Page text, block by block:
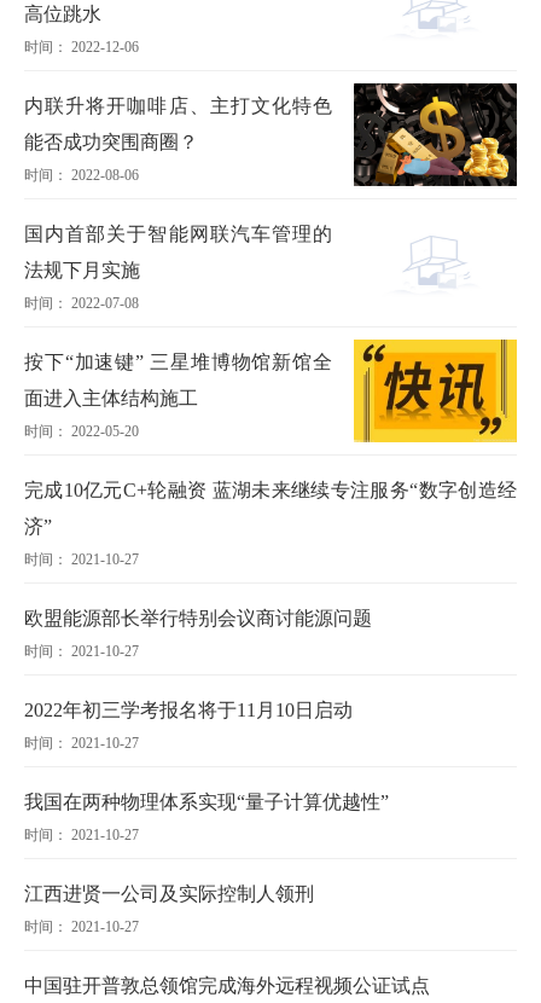
高位跳水
时间： 2022-12-06
内联升将开咖啡店、主打文化特色
能否成功突围商圈？
时间： 2022-08-06
国内首部关于智能网联汽车管理的
法规下月实施
时间： 2022-07-08
按下“加速键” 三星堆博物馆新馆全
面进入主体结构施工
时间： 2022-05-20
完成10亿元C+轮融资 蓝湖未来继续专注服务“数字创造经
济”
时间： 2021-10-27
欧盟能源部长举行特别会议商讨能源问题
时间： 2021-10-27
2022年初三学考报名将于11月10日启动
时间： 2021-10-27
我国在两种物理体系实现“量子计算优越性”
时间： 2021-10-27
江西进贤一公司及实际控制人领刑
时间： 2021-10-27
中国驻开普敦总领馆完成海外远程视频公证试点